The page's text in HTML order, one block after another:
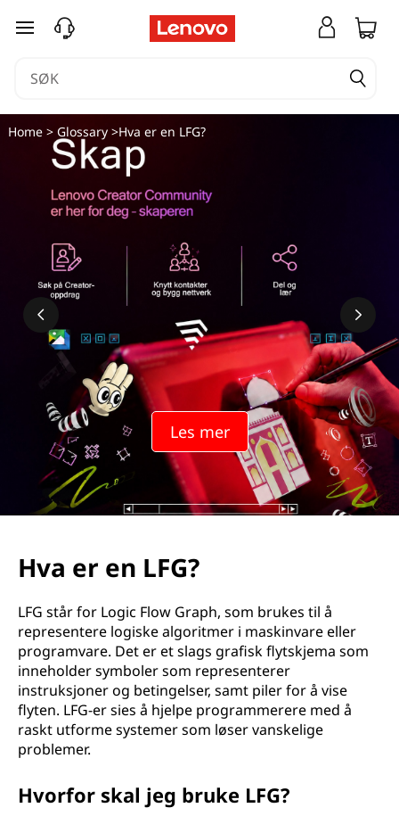
gå til hovedinnhold
Les mer
Home> Glossary>Hva er en LFG?
Hva er en LFG?
LFG står for Logic Flow Graph, som brukes til å
representere logiske algoritmer i maskinvare eller
programvare. Det er et slags grafisk flytskjema som
inneholder symboler som representerer
instruksjoner og betingelser, samt piler for å vise
flyten. LFG-er sies å hjelpe programmerere med å
raskt utforme systemer som løser vanskelige
problemer.
Hvorfor skal jeg bruke LFG?